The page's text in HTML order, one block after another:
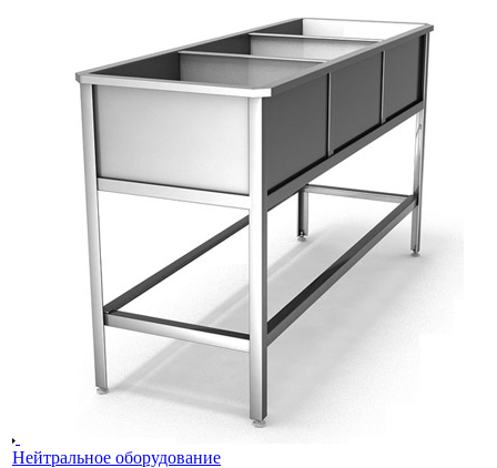
Нейтральное оборудование